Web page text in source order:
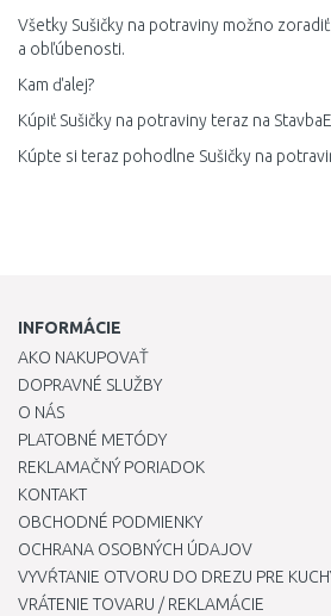
Všetky Sušičky na potraviny možno
a obľúbenosti.
Kam ďalej?
Kúpiť Sušičky na potraviny teraz na
Kúpte si teraz pohodlne Sušičky na
INFORMÁCIE
AKO NAKUPOVAŤ
DOPRAVNÉ SLUŽBY
O NÁS
PLATOBNÉ METÓDY
REKLAMAČNÝ PORIADOK
KONTAKT
OBCHODNÉ PODMIENKY
OCHRANA OSOBNÝCH ÚDAJOV
VYVŔTANIE OTVORU DO DREZU PRE
VRÁTENIE TOVARU / REKLAMÁCIE